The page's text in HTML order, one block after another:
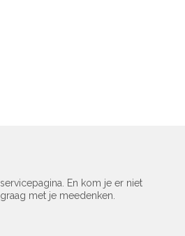
En kom je er niet
met je meedenken.